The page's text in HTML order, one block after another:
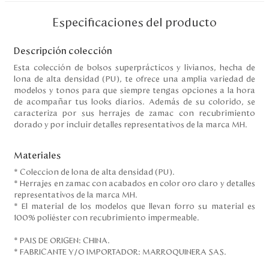
Servicio al cliente
Nuestras Tiendas
Costa Rica
Panamá
USA
Venezuela
Especificaciones del producto
Descripción colección
Esta colección de bolsos superprácticos y livianos, hecha de
lona de alta densidad (PU), te ofrece una amplia variedad de
modelos y tonos para que siempre tengas opciones a la hora
de acompañar tus looks diarios. Además de su colorido, se
caracteriza por sus herrajes de zamac con recubrimiento
dorado y por incluir detalles representativos de la marca MH.
Materiales
* Coleccion de lona de alta densidad (PU).
* Herrajes en zamac con acabados en color oro claro y detalles
representativos de la marca MH.
* El material de los modelos que llevan forro su material es
100% poliéster con recubrimiento impermeable.
* PAIS DE ORIGEN: CHINA.
* FABRICANTE Y/O IMPORTADOR: MARROQUINERA SAS.